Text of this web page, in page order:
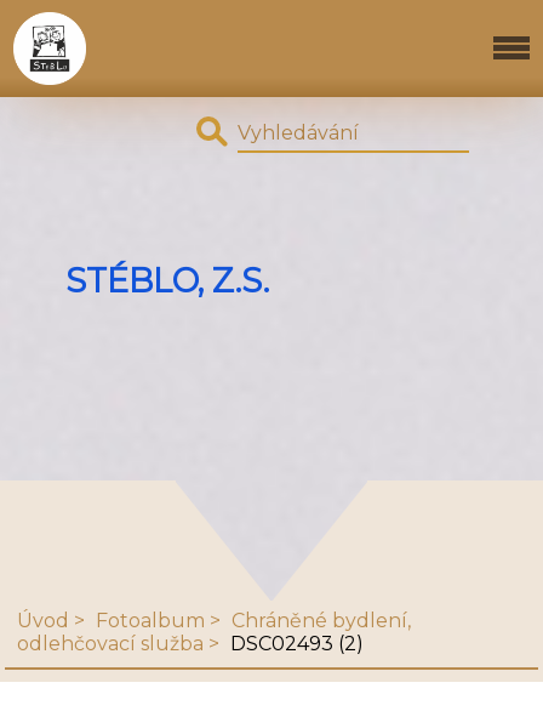
STÉBLO, Z.S.
Úvod Fotoalbum
Chráněné bydlení,
odlehčovací služba
DSC02493 (2)